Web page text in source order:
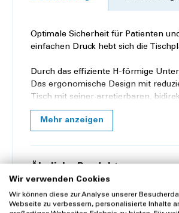
Optimale Sicherheit für Patienten
einfachen Druck hebt sich die
Durch das effiziente H-förmige
Das ergonomische Design mit
Tisch mit seiner arretierbaren,
Die Reinigung wird durch die voll
Farbe für die HPL-Oberfläche ohne
Höhenverstellung (ohne
Tiefe: 490 mm
Mehr anzeigen
Ähnliche Produkte
Wir verwenden Cookies
Wir können diese zur Analyse unserer
Webseite zu verbessern, personalisierte Inhalte